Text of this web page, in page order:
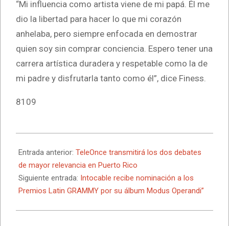
“Mi influencia como artista viene de mi papá. Él me
dio la libertad para hacer lo que mi corazón
anhelaba, pero siempre enfocada en demostrar
quien soy sin comprar conciencia. Espero tener una
carrera artística duradera y respetable como la de
mi padre y disfrutarla tanto como él”, dice Finess.
8109
09-
19
Entrada anterior: TeleOnce transmitirá los dos debates
de mayor relevancia en Puerto Rico
Siguiente entrada: Intocable recibe nominación a los
Premios Latin GRAMMY por su álbum Modus Operandi”